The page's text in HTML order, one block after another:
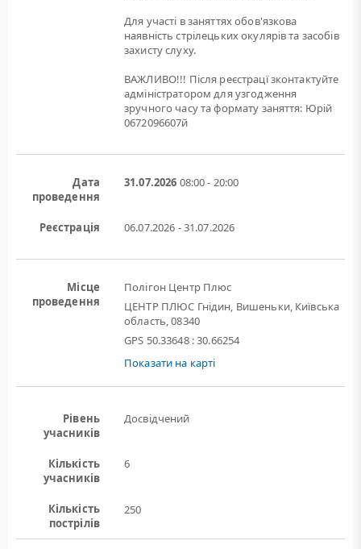
Для участі в заняттях обов'язкова
наявність стрілецьких окулярів та засобів
захисту слуху.
ВАЖЛИВО!!! Після реєстрацї зконтактуйте
адміністратором для узгодження
зручного часу та формату заняття: Юрій
0672096607й
Дата
проведення
31.07.2026 08:00 - 20:00
Реєстрація 06.07.2026 - 31.07.2026
Місце
проведення
Полігон Центр Плюс
ЦЕНТР ПЛЮС Гнідин, Вишеньки, Київська
область, 08340
GPS 50.33648 : 30.66254
Показати на карті
Рівень
учасників
Досвідчений
Кількість
учасників
6
Кількість
пострілів
250